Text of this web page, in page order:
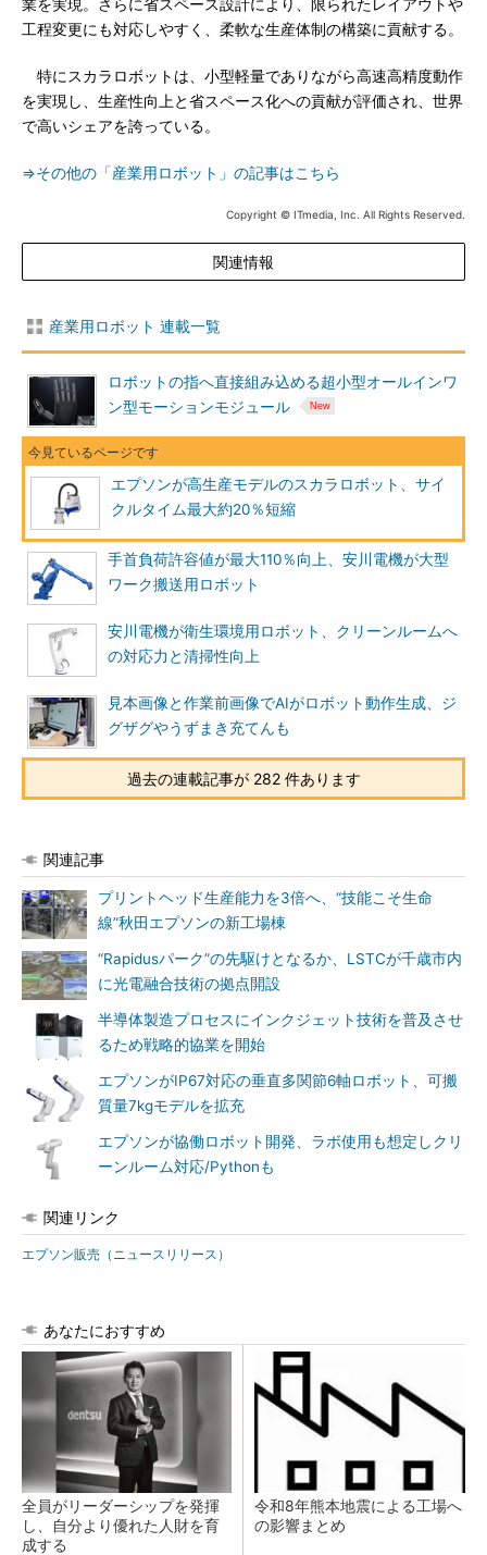
業を実現。さらに省スペース設計により、限られたレイアウトや
工程変更にも対応しやすく、柔軟な生産体制の構築に貢献する。
特にスカラロボットは、小型軽量でありながら高速高精度動作
を実現し、生産性向上と省スペース化への貢献が評価され、世界
で高いシェアを誇っている。
⇒その他の「産業用ロボット」の記事はこちら
Copyright © ITmedia, Inc. All Rights Reserved.
関連情報
産業用ロボット 連載一覧
ロボットの指へ直接組み込める超小型オールインワ
ン型モーションモジュール
エプソンが高生産モデルのスカラロボット、サイ
クルタイム最大約20％短縮
手首負荷許容値が最大110％向上、安川電機が大型
ワーク搬送用ロボット
安川電機が衛生環境用ロボット、クリーンルームへ
の対応力と清掃性向上
見本画像と作業前画像でAIがロボット動作生成、ジ
グザグやうずまき充てんも
過去の連載記事が 282 件あります
関連記事
プリントヘッド生産能力を3倍へ、“技能こそ生命
線”秋田エプソンの新工場棟
“Rapidusパーク”の先駆けとなるか、LSTCが千歳市内
に光電融合技術の拠点開設
半導体製造プロセスにインクジェット技術を普及させ
るため戦略的協業を開始
エプソンがIP67対応の垂直多関節6軸ロボット、可搬
質量7kgモデルを拡充
エプソンが協働ロボット開発、ラボ使用も想定しクリ
ーンルーム対応/Pythonも
関連リンク
エプソン販売（ニュースリリース）
あなたにおすすめ
全員がリーダーシップを発揮
し、自分より優れた人財を育
成する
令和8年熊本地震による工場へ
の影響まとめ